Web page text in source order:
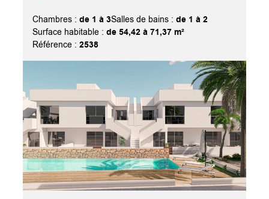
Chambres :de 1 à 3Salles de bains :de 1 à 2
Surface habitable :de 54,42 à 71,37 m²
Référence :2538